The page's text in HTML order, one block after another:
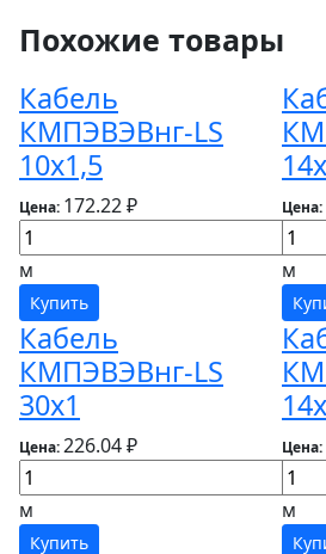
Похожие товары
Кабель
КМПЭВЭВнг-LS
10х1,5
Цена: 172.22 ₽
м
Купить
Цена:
м
Кабель
КМПЭВЭВнг-LS
30х1
Цена:226.04 ₽
м
Купить
Цена:
м